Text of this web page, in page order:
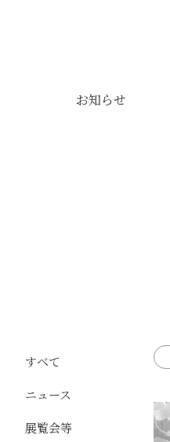
お知らせ
すべて
ニュース
展覧会等